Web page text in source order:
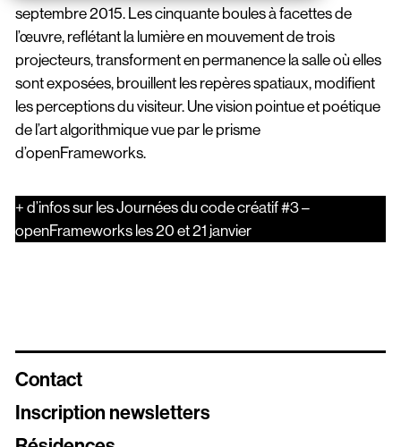
septembre 2015. Les cinquante boules à facettes de
l’œuvre, reflétant la lumière en mouvement de trois
projecteurs, transforment en permanence la salle où elles
sont exposées, brouillent les repères spatiaux, modifient
les perceptions du visiteur. Une vision pointue et poétique
de l’art algorithmique vue par le prisme
d’openFrameworks.
+ d’infos sur les Journées du code créatif #3 –
openFrameworks les 20 et 21 janvier
Contact
Inscription newsletters